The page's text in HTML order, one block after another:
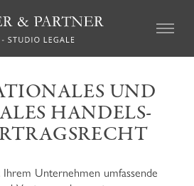
und Zwangsvollstreckungen
UND
HANDELS-
Unternehmen umfassende